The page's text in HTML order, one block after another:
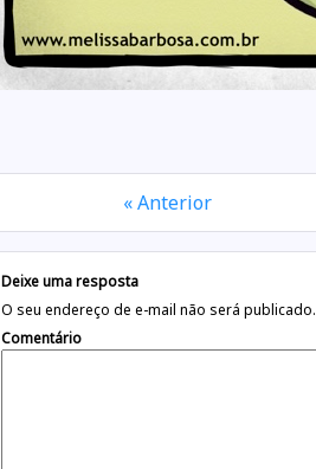
« Anterior
Deixe uma resposta
O seu endereço de e-mail não será publicado.
Comentário